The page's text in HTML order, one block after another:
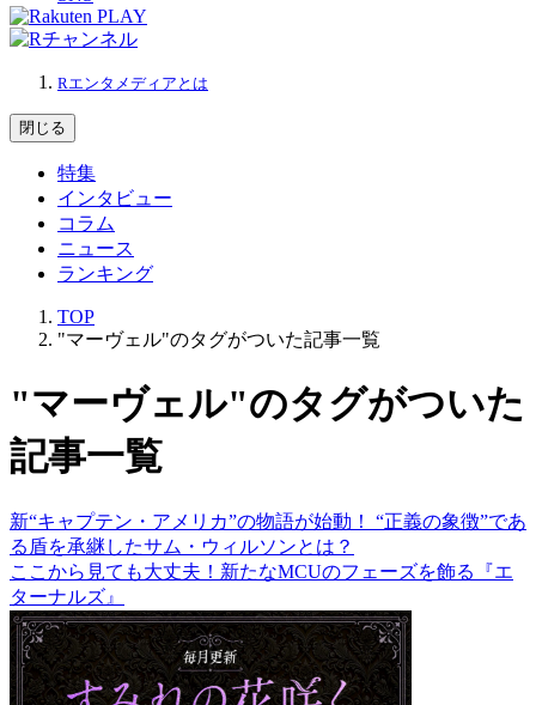
Rエンタメディアとは
閉じる
特集
インタビュー
コラム
ニュース
ランキング
TOP
"マーヴェル"のタグがついた記事一覧
"マーヴェル"のタグがついた
記事一覧
新“キャプテン・アメリカ”の物語が始動！ “正義の象徴”であ
る盾を承継したサム・ウィルソンとは？
ここから見ても大丈夫！新たなMCUのフェーズを飾る『エ
ターナルズ』